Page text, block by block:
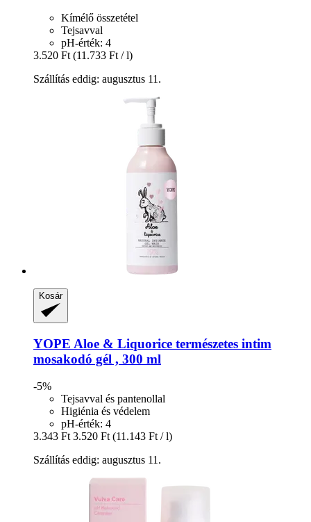
Kímélő összetétel
Tejsavval
pH-érték: 4
3.520 Ft (11.733 Ft / l)
Szállítás eddig: augusztus 11.
Kosár
YOPE Aloe & Liquorice természetes intim
mosakodó gél , 300 ml
-5%
Tejsavval és pantenollal
Higiénia és védelem
pH-érték: 4
3.343 Ft 3.520 Ft (11.143 Ft / l)
Szállítás eddig: augusztus 11.